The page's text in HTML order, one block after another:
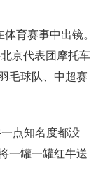
育赛事中出镜。
京代表团摩托车
毛球队、中超赛
点知名度都没
一罐一罐红牛送